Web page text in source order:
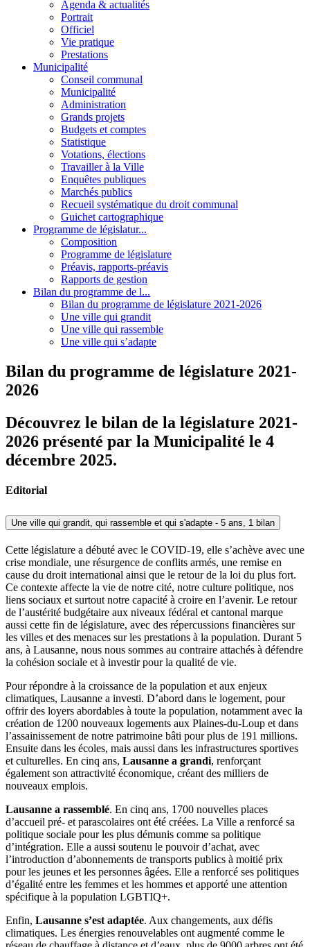
Agenda & actualités
Portrait
Officiel
Vie pratique
Prestations
Municipalité
Conseil communal
Municipalité
Administration
Grands projets
Budgets et comptes
Statistique
Votations, élections
Travailler à la Ville
Enquêtes publiques
Marchés publics
Recueil systématique du droit communal
Guichet cartographique
Programme de législatur...
Composition
Programme de législature
Préavis, rapports-préavis
Rapports de gestion
Bilan du programme de l...
Bilan du programme de législature 2021-2026
Une ville qui grandit
Une ville qui rassemble
Une ville qui s’adapte
Bilan du programme de législature 2021-
2026
Découvrez le bilan de la législature 2021-
2026 présenté par la Municipalité le 4
décembre 2025.
Editorial
Une ville qui grandit, qui rassemble et qui s'adapte - 5 ans, 1 bilan
Cette législature a débuté avec le COVID-19, elle s’achève avec une
crise mondiale, une résurgence de conflits armés, une remise en
cause du droit international ainsi que le retour de la loi du plus fort.
Ce contexte affecte la vie de notre cité, notre culture politique, nos
liens sociaux et surtout notre capacité à croire en l’avenir. Le retour
de l’austérité budgétaire aux niveaux fédéral et cantonal marque
aussi cette fin de législature, avec des répercussions financières sur
les villes et des menaces sur les prestations à la population. Durant 5
ans, à Lausanne, nous nous sommes au contraire attachés à défendre
la cohésion sociale et à investir pour la qualité de vie.
Pour répondre à la croissance de la population et aux enjeux
climatiques, Lausanne a investi. D’abord dans le logement, pour
offrir des loyers abordables à toute la population, notamment avec la
création de 1200 nouveaux logements aux Plaines-du-Loup et dans
l’assainissement de notre patrimoine bâti pour plus de 191 millions.
Ensuite dans les écoles, mais aussi dans les infrastructures sportives
et culturelles. En cinq ans, Lausanne a grandi, renforçant
également son attractivité économique, créant des milliers de
nouveaux emplois.
Lausanne a rassemblé. En cinq ans, 1700 nouvelles places
d’accueil pré- et parascolaires ont été créées. La Ville a renforcé sa
politique sociale pour les plus démunis comme sa politique
d’intégration. Elle a aussi soutenu le pouvoir d’achat, avec
l’introduction d’abonnements de transports publics à moitié prix
pour les jeunes et les personnes âgées. Elle a renforcé ses politiques
d’égalité entre les femmes et les hommes et apporté une attention
spécifique à la population LGBTIQ+.
Enfin, Lausanne s’est adaptée. Aux changements, aux défis
climatiques. Les énergies renouvelables ont augmenté comme le